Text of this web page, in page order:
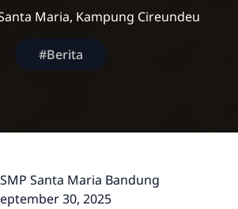
Maria, Kampung Cireundeu
#Berita
SMP Santa Maria Bandung
30, 2025